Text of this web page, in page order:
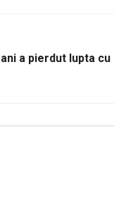
a pierdut lupta cu